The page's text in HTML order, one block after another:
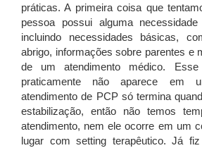
práticas. A primeira coisa que
pessoa possui alguma
incluindo necessidades básicas,
abrigo, informações sobre parentes e
de um atendimento médico.
praticamente não aparece em
atendimento de PCP só termina
estabilização, então não temos
atendimento, nem ele ocorre em um
lugar com setting terapêutico. Já